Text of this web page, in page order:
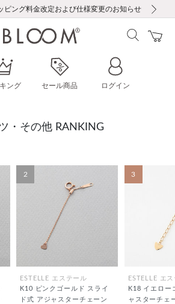
・アフターサービスのご案内
熊本地震に伴う集配への影響について
ピング料金改定および仕様変更のお知らせ
季休業の営業についてのご案内
で送料無料｜最短24時間以内に発送
録で1000ポイントプレゼント！
ち登録で500円クーポンプレゼント
ュー投稿で100ポイントプレゼント
・アフターサービスのご案内
熊本地震に伴う集配への影響について
ング セール商品 ログイン
・その他 RANKING
2
ESTELLE エステール
K10 ピンクゴールド スライ
ド式 アジャスターチェーン
3
ESTELLE エ
K18 イエロー
ャスターチェ